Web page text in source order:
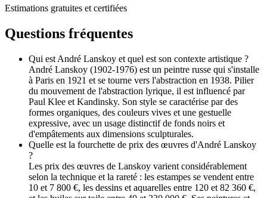
Estimations gratuites et certifiées
Questions fréquentes
Qui est André Lanskoy et quel est son contexte artistique ?
André Lanskoy (1902-1976) est un peintre russe qui s'installe
à Paris en 1921 et se tourne vers l'abstraction en 1938. Pilier
du mouvement de l'abstraction lyrique, il est influencé par
Paul Klee et Kandinsky. Son style se caractérise par des
formes organiques, des couleurs vives et une gestuelle
expressive, avec un usage distinctif de fonds noirs et
d'empâtements aux dimensions sculpturales.
Quelle est la fourchette de prix des œuvres d'André Lanskoy
?
Les prix des œuvres de Lanskoy varient considérablement
selon la technique et la rareté : les estampes se vendent entre
10 et 7 800 €, les dessins et aquarelles entre 120 et 82 360 €,